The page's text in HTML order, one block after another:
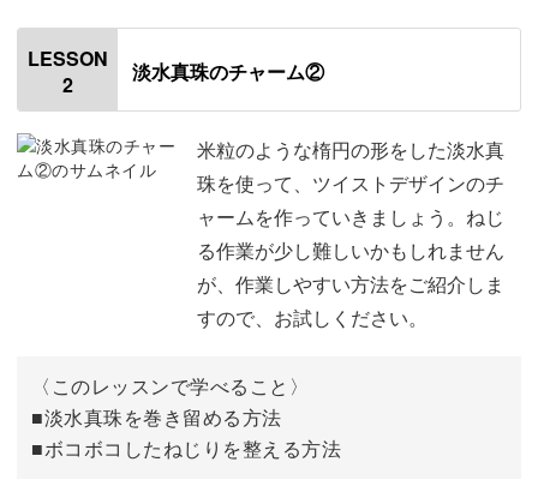
「イヤリングは痛くて着けられない…」そんな経験のある
方も多いはず…！
イヤーカフなら長時間着用していても痛みが出にくく、気
軽におしゃれを楽しんでいただけますよ♪
はじめに
使用材料・道具
めがね留めとは？ 09:31
4粒チャームを作る準備 11:12
12:15
LESSON
2
淡水真珠のチャーム②
米粒のような楕円の形をした淡水真
珠を使って、ツイストデザインのチ
ャームを作っていきましょう。ねじ
る作業が少し難しいかもしれません
が、作業しやすい方法をご紹介しま
すので、お試しください。
〈このレッスンで学べること〉
■淡水真珠を巻き留める方法
■ボコボコしたねじりを整える方法